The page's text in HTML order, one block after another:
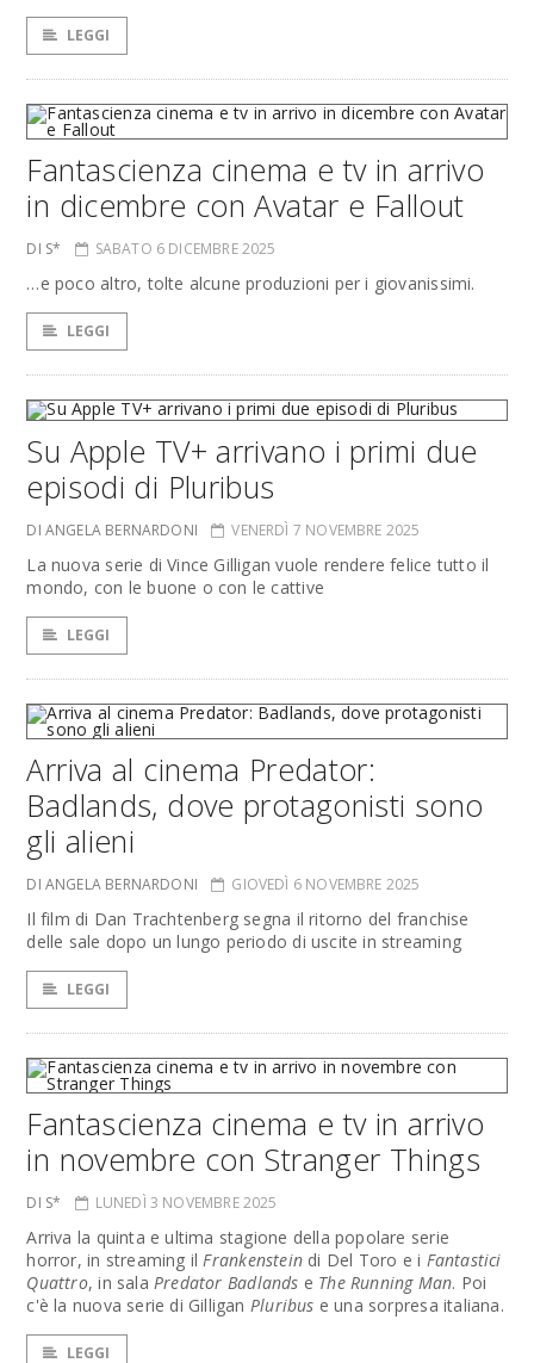
LEGGI
Fantascienza cinema e tv in arrivo
in dicembre con Avatar e Fallout
DI S* SABATO 6 DICEMBRE 2025
…e poco altro, tolte alcune produzioni per i giovanissimi.
LEGGI
Su Apple TV+ arrivano i primi due
episodi di Pluribus
DI ANGELA BERNARDONI VENERDÌ 7 NOVEMBRE 2025
La nuova serie di Vince Gilligan vuole rendere felice tutto il
mondo, con le buone o con le cattive
LEGGI
Arriva al cinema Predator:
Badlands, dove protagonisti sono
gli alieni
DI ANGELA BERNARDONI GIOVEDÌ 6 NOVEMBRE 2025
Il film di Dan Trachtenberg segna il ritorno del franchise
delle sale dopo un lungo periodo di uscite in streaming
LEGGI
Fantascienza cinema e tv in arrivo
in novembre con Stranger Things
DI S* LUNEDÌ 3 NOVEMBRE 2025
Arriva la quinta e ultima stagione della popolare serie
horror, in streaming ilFrankensteindi Del Toro e i Fantastici
Quattro, in sala Predator Badlands e The Running Man. Poi
c'è la nuova serie di Gilligan Pluribus e una sorpresa italiana.
LEGGI